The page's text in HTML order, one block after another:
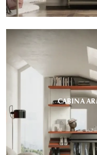
CABINA